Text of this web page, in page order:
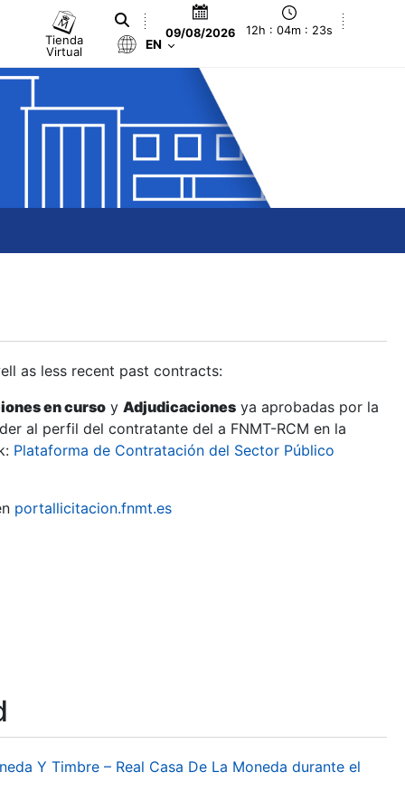
Tienda
Virtual
09/08/2026 12h : 04m : 23s
EN
as less recent past contracts:
en curso y Adjudicaciones ya aprobadas por la
al perfil del contratante del a FNMT-RCM en la
Plataforma de Contratación del Sector Público
portallicitacion.fnmt.es
Y Timbre – Real Casa De La Moneda durante el